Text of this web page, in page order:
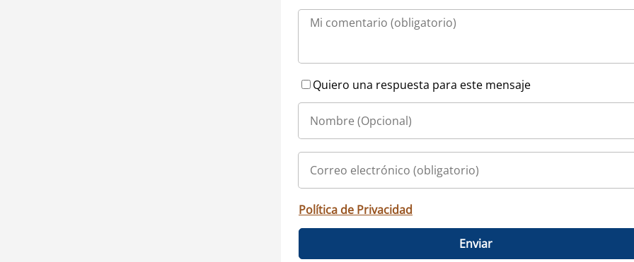
Quiero una respuesta para este mensaje
Política de Privacidad
Enviar